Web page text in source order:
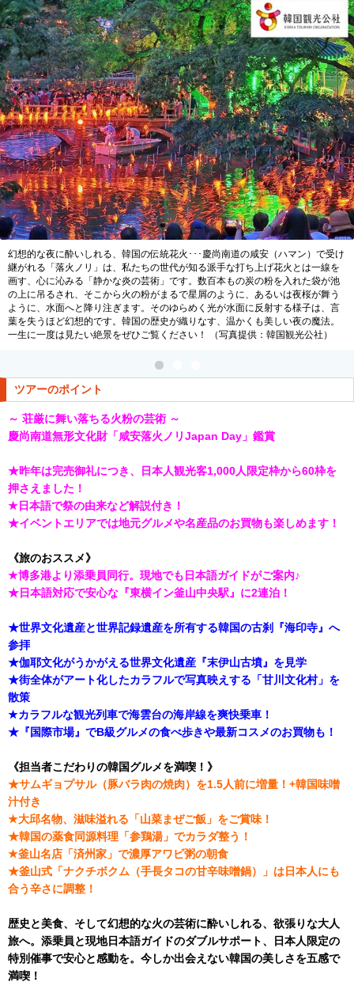
幻想的な夜に酔いしれる、韓国の伝統花火･･･慶尚南道の咸安（ハマン）で受け
継がれる「落火ノリ」は、私たちの世代が知る派手な打ち上げ花火とは一線を
画す、心に沁みる「静かな炎の芸術」です。数百本もの炭の粉を入れた袋が池
の上に吊るされ、そこから火の粉がまるで星屑のように、あるいは夜桜が舞う
ように、水面へと降り注ぎます。そのゆらめく光が水面に反射する様子は、言
葉を失うほど幻想的です。韓国の歴史が織りなす、温かくも美しい夜の魔法。
一生に一度は見たい絶景をぜひご覧ください！ （写真提供：韓国観光公社）
ツアーのポイント
～ 荘厳に舞い落ちる火粉の芸術 ～
慶尚南道無形文化財「咸安落火ノリJapan Day」鑑賞
★昨年は完売御礼につき、日本人観光客1,000人限定枠から60枠を
押さえました！
★日本語で祭の由来など解説付き！
★イベントエリアでは地元グルメや名産品のお買物も楽しめます！
《旅のおススメ》
★博多港より添乗員同行。現地でも日本語ガイドがご案内♪
★日本語対応で安心な『東横イン釜山中央駅』に2連泊！
★世界文化遺産と世界記録遺産を所有する韓国の古刹『海印寺』へ
参拝
★伽耶文化がうかがえる世界文化遺産『末伊山古墳』を見学
★街全体がアート化したカラフルで写真映えする「甘川文化村」を
散策
★カラフルな観光列車で海雲台の海岸線を爽快乗車！
★『国際市場』でB級グルメの食べ歩きや最新コスメのお買物も！
《担当者こだわりの韓国グルメを満喫！》
★サムギョプサル（豚バラ肉の焼肉）を1.5人前に増量！+韓国味噌
汁付き
★大邱名物、滋味溢れる「山菜まぜご飯」をご賞味！
★韓国の薬食同源料理「参鶏湯」でカラダ整う！
★釜山名店「済州家」で濃厚アワビ粥の朝食
★釜山式「ナクチボクム（手長タコの甘辛味噌鍋）」は日本人にも
合う辛さに調整！
歴史と美食、そして幻想的な火の芸術に酔いしれる、欲張りな大人
旅へ。添乗員と現地日本語ガイドのダブルサポート、日本人限定の
特別催事で安心と感動を。今しか出会えない韓国の美しさを五感で
満喫！